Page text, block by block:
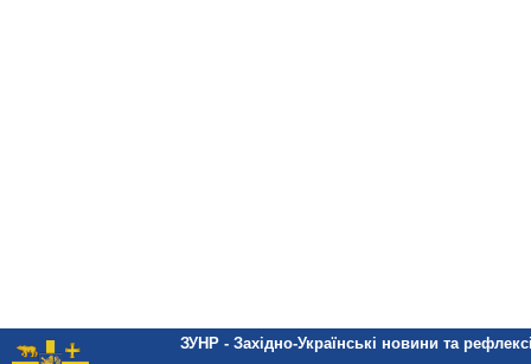
ЗУНР - Західно-Українські новини та